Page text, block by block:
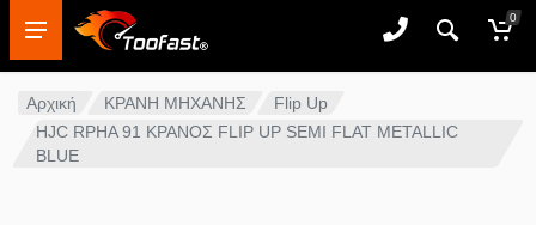
0
Αρχική ΚΡΑΝΗ ΜΗΧΑΝΗΣ
Flip Up
HJC RPHA 91 ΚΡΑΝΟΣ FLIP UP SEMI FLAT METALLIC
BLUE